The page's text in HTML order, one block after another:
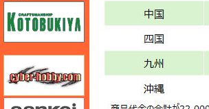
さんけい みにちゅあーと